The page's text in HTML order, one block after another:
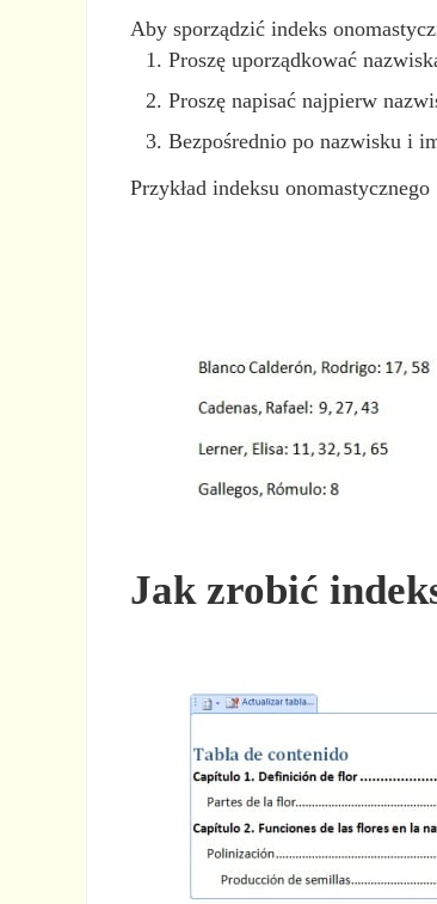
Aby sporządzić indeks
Proszę uporządkować
Proszę napisać najpierw
Bezpośrednio po nazwisku i
Przykład indeksu onomastycznego
Jak zrobić